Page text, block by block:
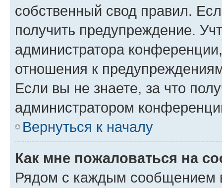
собственный свод правил.
получить предупреждение.
администратора
отношения к
Если вы не знаете, за что
администратором
Вернуться к началу
Как мне пожаловаться на
Рядом с каждым сообщением